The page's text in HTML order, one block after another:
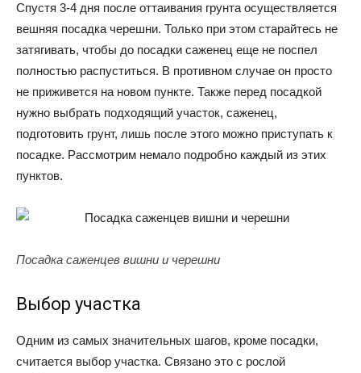
Спустя 3-4 дня после оттаивания грунта осуществляется
вешняя посадка черешни. Только при этом старайтесь не
затягивать, чтобы до посадки саженец еще не поспел
полностью распуститься. В противном случае он просто
не приживется на новом пункте. Также перед посадкой
нужно выбрать подходящий участок, саженец,
подготовить грунт, лишь после этого можно приступать к
посадке. Рассмотрим немало подробно каждый из этих
пунктов.
Посадка саженцев вишни и черешни
Выбор участка
Одним из самых значительных шагов, кроме посадки,
считается выбор участка. Связано это с рослой